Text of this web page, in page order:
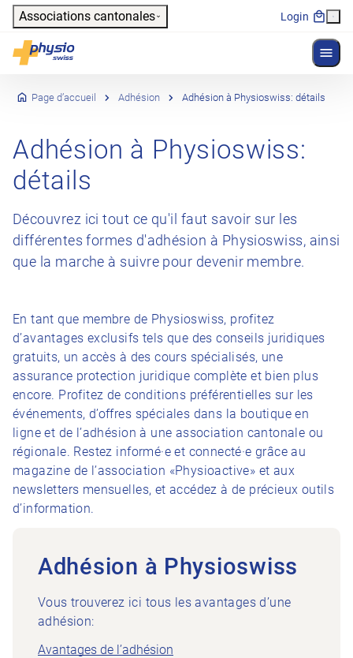
Header
Associations cantonales Login
Physioswiss
Navigation principale
Page d’accueil Adhésion Adhésion à Physioswiss: détails
Adhésion à Physioswiss:
détails
Découvrez ici tout ce qu'il faut savoir sur les
différentes formes d'adhésion à Physioswiss, ainsi
que la marche à suivre pour devenir membre.
En tant que membre de Physioswiss, profitez
d’avantages exclusifs tels que des conseils juridiques
gratuits, un accès à des cours spécialisés, une
assurance protection juridique complète et bien plus
encore. Profitez de conditions préférentielles sur les
événements, d’offres spéciales dans la boutique en
ligne et de l’adhésion à une association cantonale ou
régionale. Restez informé·e et connecté·e grâce au
magazine de l’association «Physioactive» et aux
newsletters mensuelles, et accédez à de précieux outils
d’information.
Adhésion à Physioswiss
Vous trouverez ici tous les avantages d’une
adhésion:
Avantages de l’adhésion